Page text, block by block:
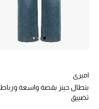
اميري
بنطال جينز بقصة واسعة ورباط
تضييق